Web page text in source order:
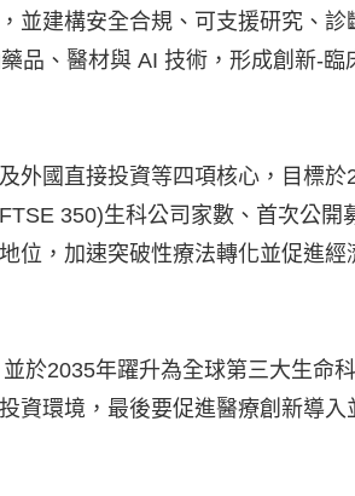
並建構安全合規、可支援研究、
品、醫材與 AI 技術，形成創新-
外國直接投資等四項核心，目標
350)生科公司家數、首次公
位，加速突破性療法轉化並促進經
於2035年躍升為全球第三大生命
資環境，最後要促進醫療創新導入